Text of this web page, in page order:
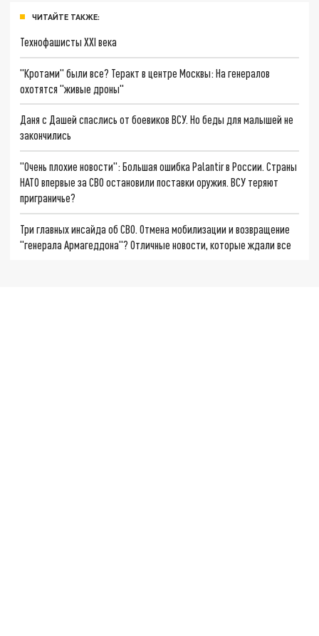
ЧИТАЙТЕ ТАКЖЕ:
Технофашисты XXI века
"Кротами" были все? Теракт в центре Москвы: На генералов
охотятся "живые дроны"
Даня с Дашей спаслись от боевиков ВСУ. Но беды для малышей не
закончились
"Очень плохие новости": Большая ошибка Palantir в России. Страны
НАТО впервые за СВО остановили поставки оружия. ВСУ теряют
приграничье?
Три главных инсайда об СВО. Отмена мобилизации и возвращение
"генерала Армагеддона"? Отличные новости, которые ждали все